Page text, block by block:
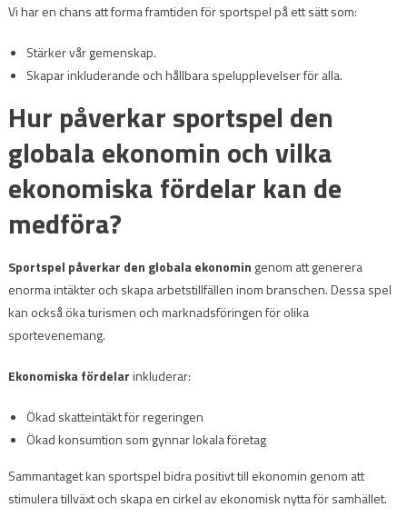
Vi har en chans att forma framtiden för sportspel på ett sätt som:
Stärker vår gemenskap.
Skapar inkluderande och hållbara spelupplevelser för alla.
Hur påverkar sportspel den
globala ekonomin och vilka
ekonomiska fördelar kan de
medföra?
Sportspel påverkar den globala ekonomin genom att generera
enorma intäkter och skapa arbetstillfällen inom branschen. Dessa spel
kan också öka turismen och marknadsföringen för olika
sportevenemang.
Ekonomiska fördelarinkluderar:
Ökad skatteintäkt för regeringen
Ökad konsumtion som gynnar lokala företag
Sammantaget kan sportspel bidra positivt till ekonomin genom att
stimulera tillväxt och skapa en cirkel av ekonomisk nytta för samhället.